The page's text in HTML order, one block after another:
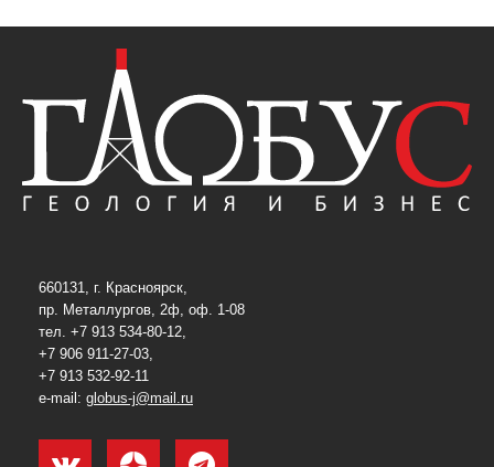
660131, г. Красноярск,
пр. Металлургов, 2ф, оф. 1-08
тел. +7 913 534-80-12,
+7 906 911-27-03,
+7 913 532-92-11
e-mail: globus-j@mail.ru